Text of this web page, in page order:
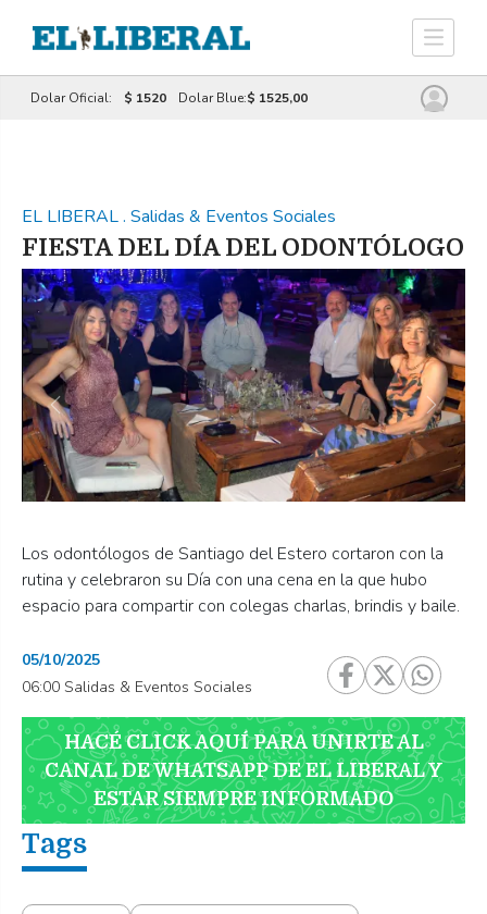
Dolar Oficial: $ 1520 Dolar Blue:$ 1525,00
EL LIBERAL. Salidas & Eventos Sociales
FIESTA DEL DÍA DEL ODONTÓLOGO
Los odontólogos de Santiago del Estero cortaron con la
rutina y celebraron su Día con una cena en la que hubo
espacio para compartir con colegas charlas, brindis y baile.
Previous Next
05/10/2025
06:00 Salidas & Eventos Sociales
HACÉ CLICK AQUÍ PARA UNIRTE AL
CANAL DE WHATSAPP DE EL LIBERAL Y
ESTAR SIEMPRE INFORMADO